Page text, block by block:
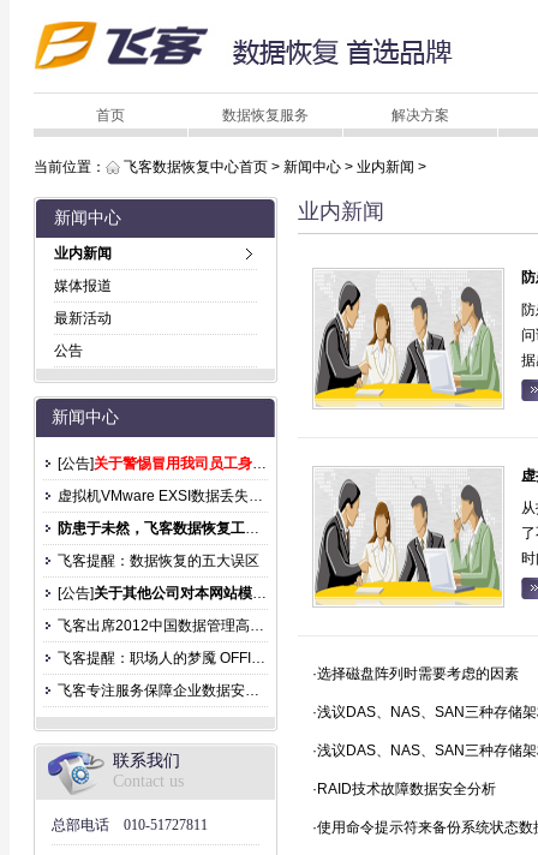
首页 数据恢复服务 解决方案
当前位置： 飞客数据恢复中心首页 > 新闻中心 > 业内新闻 >
新闻中心
业内新闻
媒体报道
最新活动
公告
新闻中心
[公告]关于警惕冒用我司员工身份诈骗的声明
虚拟机VMware EXSI数据丢失后怎么恢复？
防患于未然，飞客数据恢复工程师提示您，硬盘日常使用注意事项：
飞客提醒：数据恢复的五大误区
[公告]关于其他公司对本网站模仿公告
飞客出席2012中国数据管理高峰论坛
飞客提醒：职场人的梦魇 OFFICE文件丢失
飞客专注服务保障企业数据安全防止泄露
联系我们
Contact us
总部电话 010-51727811
业内新闻
·选择磁盘阵列时需要考虑的因素
·浅议DAS、NAS、SAN三种存储
·浅议DAS、NAS、SAN三种存储
·RAID技术故障数据安全分析
·使用命令提示符来备份系统状态数